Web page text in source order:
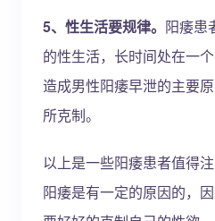
5、性生活要规律。 阳痿患
的性生活，长时间处在一
造成男性阳痿早泄的主要
所克制。
以上是一些阳痿患者值得
阳痿是有一定的原因的，